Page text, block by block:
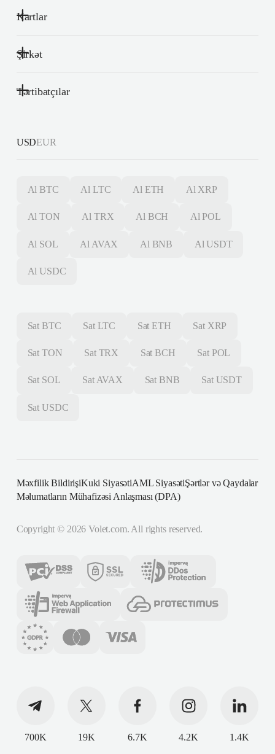
Kartlar
Şirkət
Tərtibatçılar
USDEUR
Al BTC Al LTC Al ETH Al XRP
Al TON Al TRX Al BCH Al POL
Al SOL Al AVAX Al BNB Al USDT
Al USDC
Sat BTC Sat LTC Sat ETH Sat XRP
Sat TON Sat TRX Sat BCH Sat POL
Sat SOL SatAVAX Sat BNB Sat USDT
Sat USDC
Məxfilik BildirişiKuki SiyasətiAML SiyasətiŞərtlər və Qaydalar
Məlumatların Mühafizəsi Anlaşması (DPA)
Copyright © 2026 Volet.com. All rights reserved.
700K 19K 6.7K 4.2K 1.4K